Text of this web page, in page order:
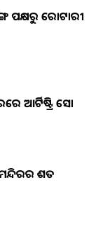
ପକ୍ଷରୁ ରୋଟାରୀ
ଆର୍ଟିଷ୍ଟ୍ରି ସୋ
ମନ୍ଦିରର ଶତ